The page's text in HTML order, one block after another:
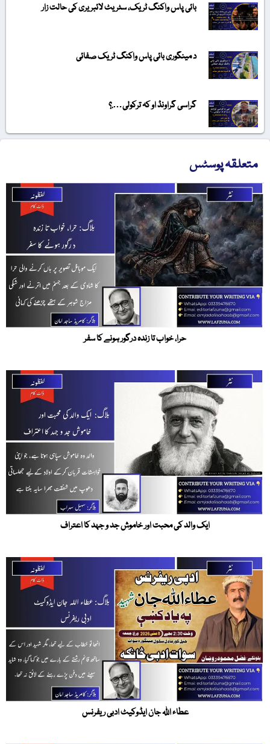
بائی پاس واکنگ ٹریک، سٹریٹ لائبریری کی حالت زار
د مینگوری بائی پاس واکنگ ٹریک صفائی
گراسی گراونڈ او کہ ترکولی….؟
پوسٹس
حرا، خواب تا زندہ درگور ہونے کا سفر
ایک والد کی محبت اور خاموش جد و جہد کا اعتراف
عطاء اللہ جان ایڈوکیٹ ادبی ریفرنس